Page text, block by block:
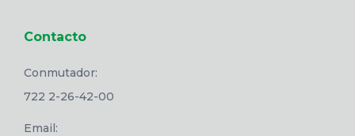
Contacto
Conmutador:
722 2-26-42-00
Email: